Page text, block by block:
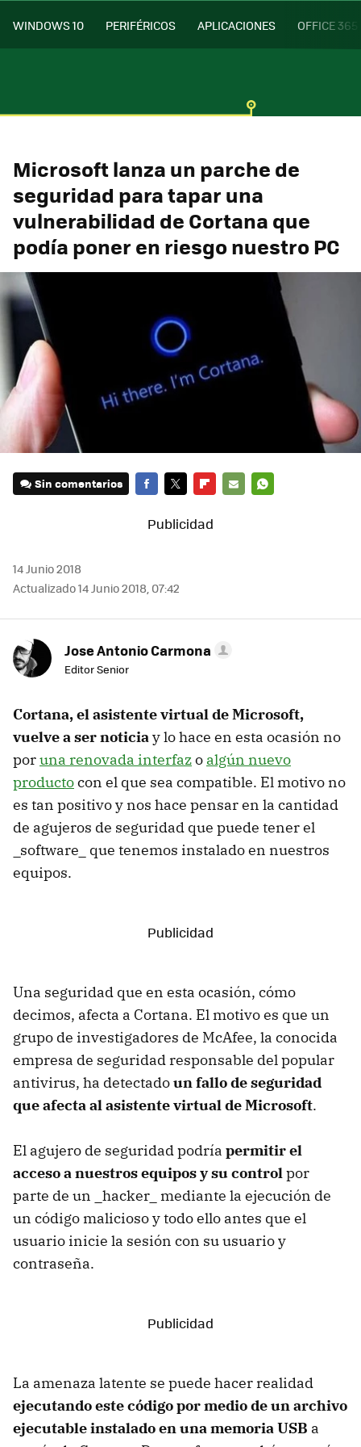
WINDOWS 10 PERIFÉRICOS APLICACIONES OFFICE 365
Microsoft lanza un parche de
seguridad para tapar una
vulnerabilidad de Cortana que
podía poner en riesgo nuestro PC
Sin comentarios
14 Junio 2018
Actualizado 14 Junio 2018, 07:42
Jose Antonio Carmona
Editor Senior
Cortana, el asistente virtual de Microsoft,
vuelve a ser noticiay lo hace en esta ocasión no
poruna renovada interfazo algún nuevo
productocon el que sea compatible. El motivo no
es tan positivo y nos hace pensar en la cantidad
de agujeros de seguridad que puede tener el
_software_ que tenemos instalado en nuestros
equipos.
Una seguridad que en esta ocasión, cómo
decimos, afecta a Cortana. El motivo es que un
grupo de investigadores de McAfee, la conocida
empresa de seguridad responsable del popular
antivirus, ha detectadoun fallo de seguridad
que afecta al asistente virtual de Microsoft.
El agujero de seguridad podría permitir el
acceso a nuestros equipos y su controlpor
parte de un _hacker_ mediante la ejecución de
un código malicioso y todo ello antes que el
usuario inicie la sesión con su usuario y
contraseña.
La amenaza latente se puede hacer realidad
ejecutando este código por medio de un archivo
ejecutable instalado en una memoria USB a